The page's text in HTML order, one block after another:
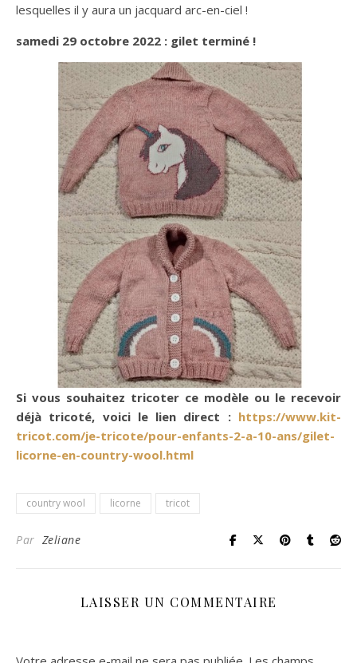
lesquelles il y aura un jacquard arc-en-ciel !
samedi 29 octobre 2022 : gilet terminé !
Si vous souhaitez tricoter ce modèle ou le recevoir
déjà tricoté, voici le lien direct : https://www.kit-
tricot.com/je-tricote/pour-enfants-2-a-10-ans/gilet-
licorne-en-country-wool.html
country wool licorne tricot
Par Zeliane
LAISSER UN COMMENTAIRE